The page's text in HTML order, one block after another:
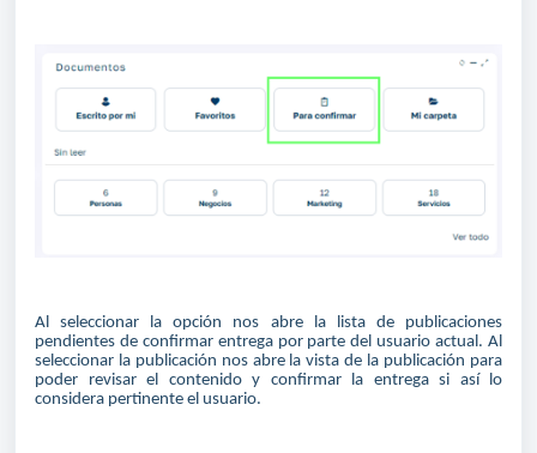
Al seleccionar la opción nos abre la lista de publicaciones
pendientes de confirmar entrega por parte del usuario actual. Al
seleccionar la publicación nos abre la vista de la publicación para
poder revisar el contenido y confirmar la entrega si así lo
considera pertinente el usuario.